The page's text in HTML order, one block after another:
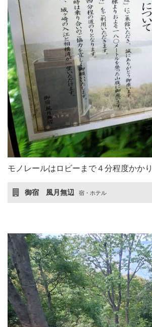
モノレールはロビーまで４分程度かか
御宿 風月無辺 宿・ホテル